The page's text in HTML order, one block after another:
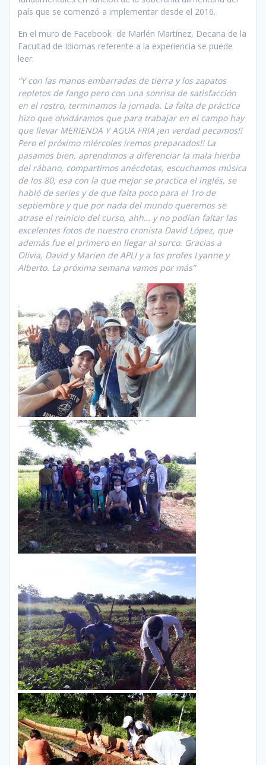
país que se comenzó a implementar desde el 2016.
En el muro de Facebook de Marlén Martínez, Decana de la
Facultad de Idiomas referente a la experiencia se puede
leer:
“Y con las manos embarradas de tierra y los zapatos
repletos de fango pero con una sonrisa de satisfacción
en el rostro, terminamos la jornada. La falta de práctica
hizo que olvidáramos que para trabajar en el campo hay
que llevar MERIENDA Y AGUA FRIA ¡en verdad pecamos!!
Pero el próximo miércoles iremos preparados!! La
pasamos bien, aprendimos a diferenciar la mala hierba
del rábano, compartimos anécdotas, escuchamos música
de los 80, esa con la que mejor se practica el inglés, se
habló de series y de que falta poco para el 1ro de
septiembre y que por nada del mundo queremos se
atrase el reinicio del curso, ahh… y no podían faltar las
excelentes fotos de nuestro cronista David López, que
además fue el primero en llegar al surco. Gracias a
Olivia, David y Marien de APLI y a los profes Lyanne y
Alberto. La próxima semana vamos por más”